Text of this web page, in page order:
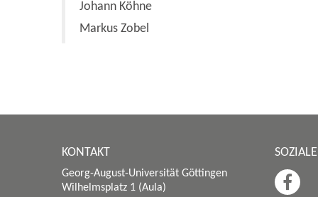
Johann Köhne
Markus Zobel
KONTAKT
Georg-August-Universität Göttingen
Wilhelmsplatz 1 (Aula)